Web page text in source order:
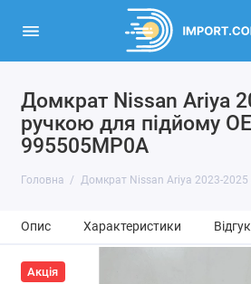
Домкрат Nissan Ariya
ручкою для підйому
995505MP0A
Головна Домкрат Nissan Ariya 2023-2025
Опис Характеристики
Акція